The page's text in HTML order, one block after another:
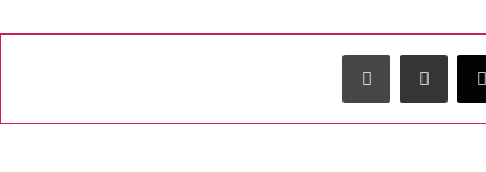
‫X مشاركة عبر البريد طباعة